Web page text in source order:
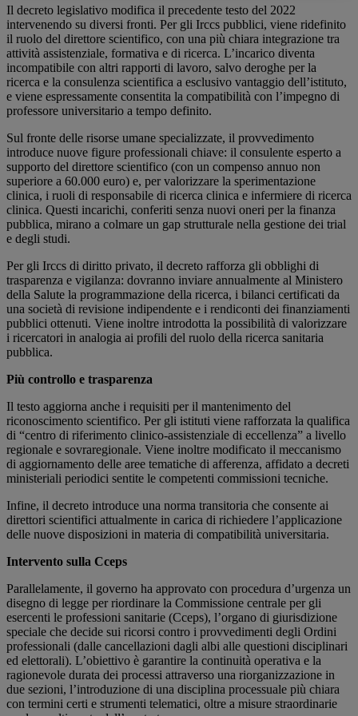
Il decreto legislativo modifica il precedente testo del 2022
intervenendo su diversi fronti. Per gli Irccs pubblici, viene ridefinito
il ruolo del direttore scientifico, con una più chiara integrazione tra
attività assistenziale, formativa e di ricerca. L’incarico diventa
incompatibile con altri rapporti di lavoro, salvo deroghe per la
ricerca e la consulenza scientifica a esclusivo vantaggio dell’istituto,
e viene espressamente consentita la compatibilità con l’impegno di
professore universitario a tempo definito.
Sul fronte delle risorse umane specializzate, il provvedimento
introduce nuove figure professionali chiave: il consulente esperto a
supporto del direttore scientifico (con un compenso annuo non
superiore a 60.000 euro) e, per valorizzare la sperimentazione
clinica, i ruoli di responsabile di ricerca clinica e infermiere di ricerca
clinica. Questi incarichi, conferiti senza nuovi oneri per la finanza
pubblica, mirano a colmare un gap strutturale nella gestione dei trial
e degli studi.
Per gli Irccs di diritto privato, il decreto rafforza gli obblighi di
trasparenza e vigilanza: dovranno inviare annualmente al Ministero
della Salute la programmazione della ricerca, i bilanci certificati da
una società di revisione indipendente e i rendiconti dei finanziamenti
pubblici ottenuti. Viene inoltre introdotta la possibilità di valorizzare
i ricercatori in analogia ai profili del ruolo della ricerca sanitaria
pubblica.
Più controllo e trasparenza
Il testo aggiorna anche i requisiti per il mantenimento del
riconoscimento scientifico. Per gli istituti viene rafforzata la qualifica
di “centro di riferimento clinico-assistenziale di eccellenza” a livello
regionale e sovraregionale. Viene inoltre modificato il meccanismo
di aggiornamento delle aree tematiche di afferenza, affidato a decreti
ministeriali periodici sentite le competenti commissioni tecniche.
Infine, il decreto introduce una norma transitoria che consente ai
direttori scientifici attualmente in carica di richiedere l’applicazione
delle nuove disposizioni in materia di compatibilità universitaria.
Intervento sulla Cceps
Parallelamente, il governo ha approvato con procedura d’urgenza un
disegno di legge per riordinare la Commissione centrale per gli
esercenti le professioni sanitarie (Cceps), l’organo di giurisdizione
speciale che decide sui ricorsi contro i provvedimenti degli Ordini
professionali (dalle cancellazioni dagli albi alle questioni disciplinari
ed elettorali). L’obiettivo è garantire la continuità operativa e la
ragionevole durata dei processi attraverso una riorganizzazione in
due sezioni, l’introduzione di una disciplina processuale più chiara
con termini certi e strumenti telematici, oltre a misure straordinarie